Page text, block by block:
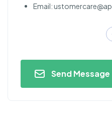
Email:
Send Message